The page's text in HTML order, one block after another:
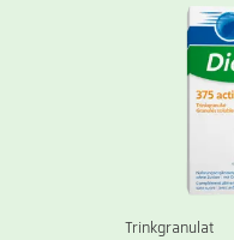
Trinkgranulat